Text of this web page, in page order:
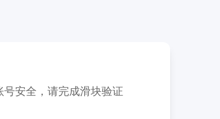
号安全，请完成滑块验证